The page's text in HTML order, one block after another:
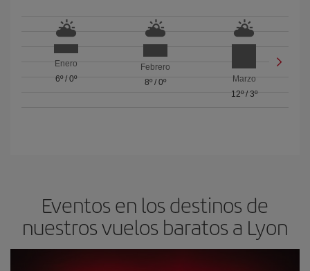
Enero
6º/ 0º
Febrero
8º/ 0º
Marzo
12º/ 3º
Eventos en los destinos de
nuestros vuelos baratos a Lyon